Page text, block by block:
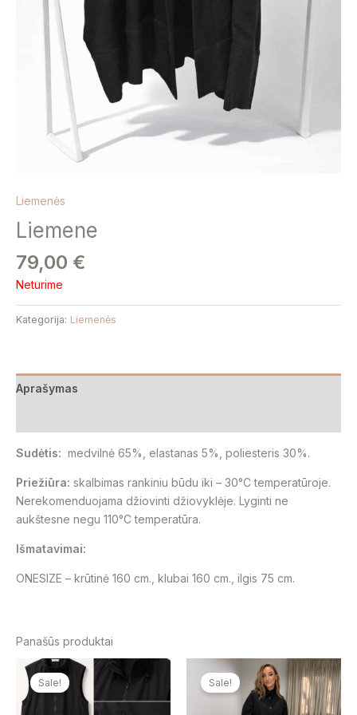
Liemenės
Liemene
79,00 €
Neturime
Kategorija: Liemenės
Aprašymas
Sudėtis: medvilnė 65%, elastanas 5%, poliesteris 30%.
Priežiūra: skalbimas rankiniu būdu iki – 30°C temperatūroje.
Nerekomenduojama džiovinti džiovyklėje. Lyginti ne
aukštesne negu 110°C temperatūra.
Išmatavimai:
ONESIZE – krūtinė 160 cm., klubai 160 cm., ilgis 75 cm.
Panašūs produktai
Sale!
Original
price
was:
49,00 €.
Current
price
39,00 €.
Sale!
Original
price
was:
55,00 €.
Current
price
is:
45,00 €.